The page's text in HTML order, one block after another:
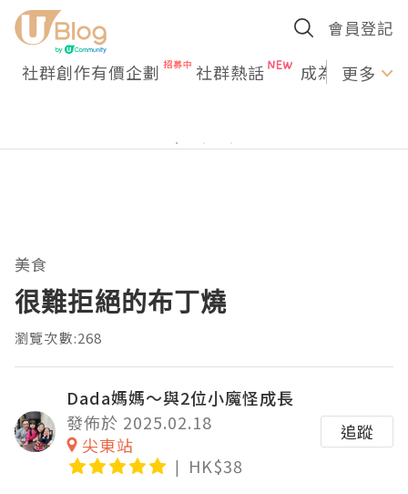
會員登記
社群創作有價企劃 社群熱話 成為U更多
美食
很難拒絕的布丁燒
瀏覽次數:268
Dada媽媽～與2位小魔怪成長
發佈於 2025.02.18
尖東站
HK$38
追蹤